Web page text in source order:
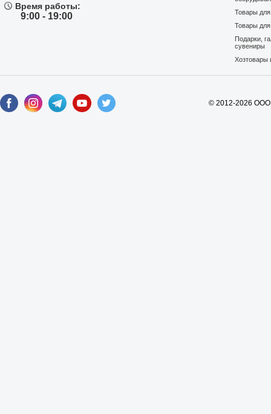
Время работы:
9:00 - 19:00
Товары
Товары
Подарки,
сувениры
Хозтовары
© 2012-2026